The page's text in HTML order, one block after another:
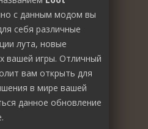
с данным модом вы
себя различные
лута, новые
вашей игры. Отличный
вам открыть для
в мире вашей
данное обновление